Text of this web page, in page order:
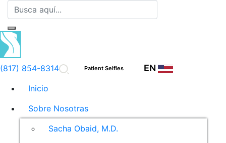
(817) 854-8314 Patient Selfies EN
Inicio
Sobre Nosotras
Sacha Obaid, M.D.